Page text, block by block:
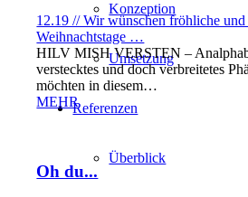
Konzeption
Umsetzung
Referenzen
Überblick
12.19 // Wir wünschen fröhliche und
Weihnachtstage …
HILV MISH VERSTEN –
verstecktes und doch verbreitetes
möchten in diesem…
MEHR
Oh du...